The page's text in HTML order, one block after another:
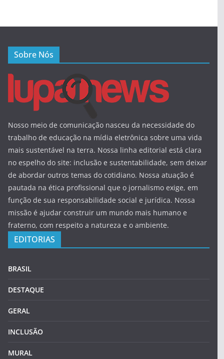
Sobre Nós
Nosso meio de comunicação nasceu da necessidade do
trabalho de educação na mídia eletrônica sobre uma vida
mais sustentável na terra. Nossa linha editorial está clara
no espelho do site: inclusão e sustentabilidade, sem deixar
de abordar outros temas do cotidiano. Nossa atuação é
pautada na ética profissional que o jornalismo exige, em
função de sua responsabilidade social e jurídica. Nossa
missão é ajudar construir um mundo mais humano e
fraterno, com respeito a natureza e o ambiente.
EDITORIAS
BRASIL
DESTAQUE
GERAL
INCLUSÃO
MURAL